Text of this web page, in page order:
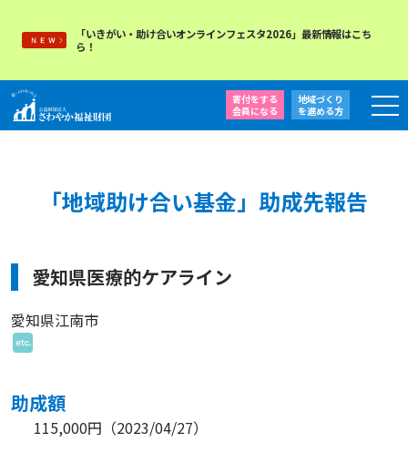
「いきがい・助け合いオンラインフェスタ2026」最新情報はこち
ら！
寄付をする
会員になる
地域づくり
を進める方
「地域助け合い基金」助成先報告
愛知県医療的ケアライン
愛知県江南市
助成額
115,000円 （2023/04/27）